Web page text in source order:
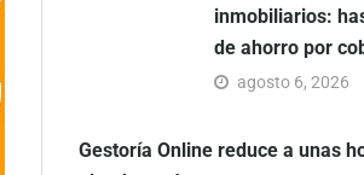
inmobiliarios:
de ahorro por
agosto 6, 2026
Gestoría Online reduce a unas